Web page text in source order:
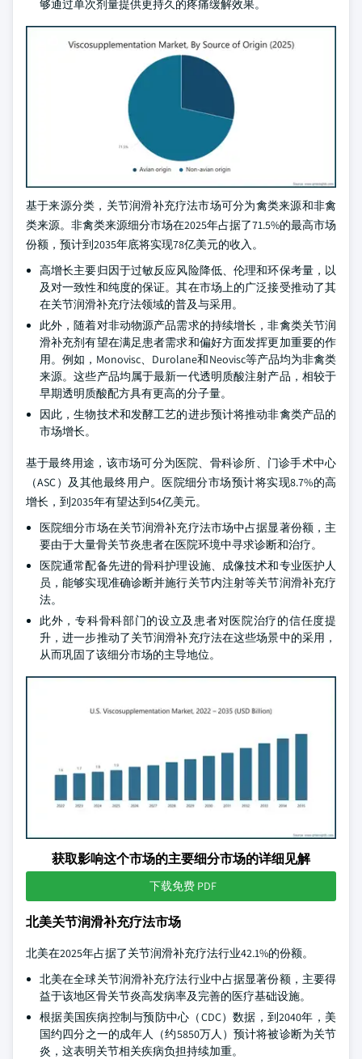
够通过单次剂量提供更持久的疼痛缓解效果。
基于来源分类，关节润滑补充疗法市场可分为禽类来源和非禽
类来源。非禽类来源细分市场在2025年占据了71.5%的最高市场
份额，预计到2035年底将实现78亿美元的收入。
高增长主要归因于过敏反应风险降低、伦理和环保考量，以
及对一致性和纯度的保证。其在市场上的广泛接受推动了其
在关节润滑补充疗法领域的普及与采用。
此外，随着对非动物源产品需求的持续增长，非禽类关节润
滑补充剂有望在满足患者需求和偏好方面发挥更加重要的作
用。例如，Monovisc、Durolane和Neovisc等产品均为非禽类
来源。这些产品均属于最新一代透明质酸注射产品，相较于
早期透明质酸配方具有更高的分子量。
因此，生物技术和发酵工艺的进步预计将推动非禽类产品的
市场增长。
基于最终用途，该市场可分为医院、骨科诊所、门诊手术中心
（ASC）及其他最终用户。医院细分市场预计将实现8.7%的高
增长，到2035年有望达到54亿美元。
医院细分市场在关节润滑补充疗法市场中占据显著份额，主
要由于大量骨关节炎患者在医院环境中寻求诊断和治疗。
医院通常配备先进的骨科护理设施、成像技术和专业医护人
员，能够实现准确诊断并施行关节内注射等关节润滑补充疗
法。
此外，专科骨科部门的设立及患者对医院治疗的信任度提
升，进一步推动了关节润滑补充疗法在这些场景中的采用，
从而巩固了该细分市场的主导地位。
获取影响这个市场的主要细分市场的详细见解
下载免费 PDF
北美关节润滑补充疗法市场
北美在2025年占据了关节润滑补充疗法行业42.1%的份额。
北美在全球关节润滑补充疗法行业中占据显著份额，主要得
益于该地区骨关节炎高发病率及完善的医疗基础设施。
根据美国疾病控制与预防中心（CDC）数据，到2040年，美
国约四分之一的成年人（约5850万人）预计将被诊断为关节
炎，这表明关节相关疾病负担持续加重。